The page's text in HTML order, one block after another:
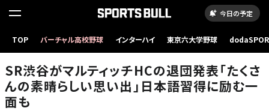
今日の予定
TOP バーチャル高校野球 インターハイ 東京六大学野球
SR渋谷のマルティッチHCとホーキンソン［写真］＝B.LEAGUE
SR渋谷がマルティッチHCの退団発表「たくさ
んの素晴らしい思い出」日本語習得に励む一
面も